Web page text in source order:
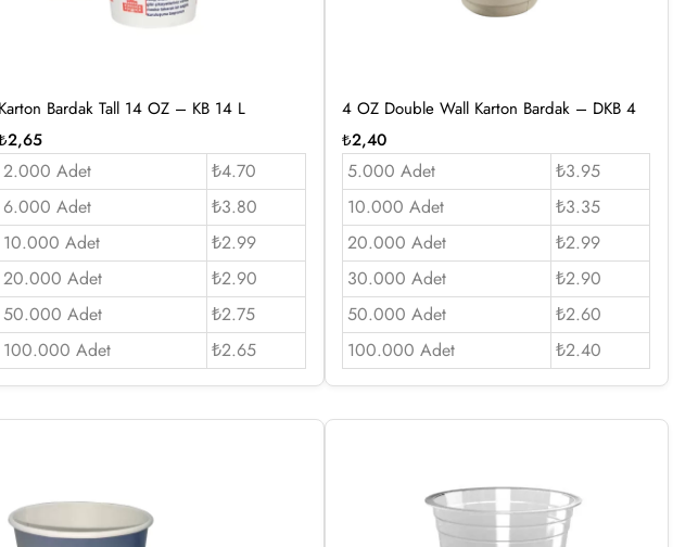
Karton Bardak Tall 14 OZ – KB 14 L
2,65
2.000 Adet
₺4.70
6.000 Adet
₺3.80
10.000 Adet
₺2.99
20.000 Adet
₺2.90
50.000 Adet
₺2.75
100.000 Adet
₺2.65
4 OZ Double Wall Karton Bardak – DKB 4
₺2,40
5.000 Adet
₺3.95
10.000 Adet
₺3.35
20.000 Adet
₺2.99
30.000 Adet
₺2.90
50.000 Adet
₺2.60
100.000 Adet
₺2.40